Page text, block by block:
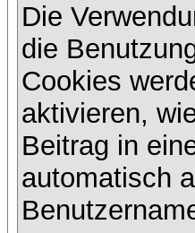
Die
die
Cookies
aktivieren,
Beitrag in
automatisch